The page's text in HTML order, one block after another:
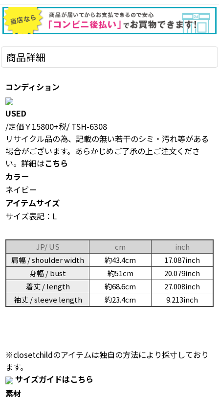
商品詳細
コンディション
USED
/定価￥15800+税/ TSH-6308
リサイクル品の為、記載の無い若干のシミ・汚れ等がある
場合がございます。あらかじめご了承の上ご注文くださ
い。詳細はこちら
カラー
ネイビー
アイテムサイズ
サイズ表記：L
JP/ US cm
inch
肩幅 / shoulder width
約43.4cm
17.087inch
身幅 / bust
約51cm
20.079inch
着丈 / length
約68.6cm
27.008inch
袖丈 / sleeve length
約23.4cm 9.213inch
※closetchildのアイテムは独自の方法により採寸しており
ます。
サイズガイドはこちら
素材